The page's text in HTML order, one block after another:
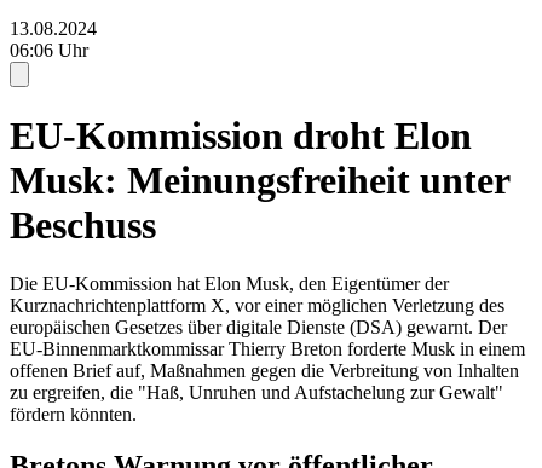
13.08.2024
06:06 Uhr
EU-Kommission droht Elon
Musk: Meinungsfreiheit unter
Beschuss
Die EU-Kommission hat Elon Musk, den Eigentümer der
Kurznachrichtenplattform X, vor einer möglichen Verletzung des
europäischen Gesetzes über digitale Dienste (DSA) gewarnt. Der
EU-Binnenmarktkommissar Thierry Breton forderte Musk in einem
offenen Brief auf, Maßnahmen gegen die Verbreitung von Inhalten
zu ergreifen, die "Haß, Unruhen und Aufstachelung zur Gewalt"
fördern könnten.